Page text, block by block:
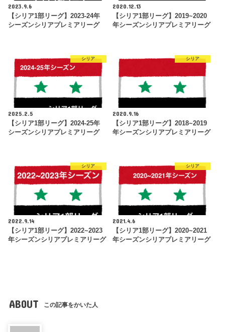
2023.9.6
【シリア1部リーグ】2023-24年
シーズンシリアプレミアリーグ
2020.12.13
【シリア1部リーグ】2019~2020
年シーズンシリアプレミアリーグ
シリア
2025.2.5
【シリア1部リーグ】2024-25年
シーズンシリアプレミアリーグ
シリア
2020.9.16
【シリア1部リーグ】2018~2019
年シーズンシリアプレミアリーグ
シリア
2022.9.14
【シリア1部リーグ】2022~2023
年シーズンシリアプレミアリーグ
シリア
2021.4.6
【シリア1部リーグ】2020~2021
年シーズンシリアプレミアリーグ
ABOUT この記事をかいた人